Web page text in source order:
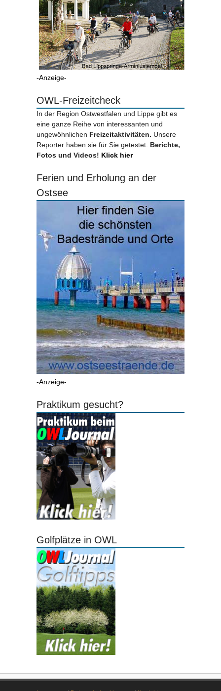
-Anzeige-
OWL-Freizeitcheck
In der Region Ostwestfalen und Lippe gibt es
eine ganze Reihe von interessanten und
ungewöhnlichen Freizeitaktivitäten. Unsere
Reporter haben sie für Sie getestet. Berichte,
Fotos und Videos! Klick hier
Ferien und Erholung an der
Ostsee
-Anzeige-
Praktikum gesucht?
Golfplätze in OWL